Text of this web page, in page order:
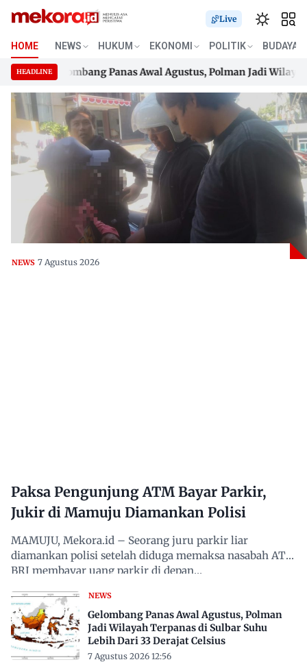
Skip
content
Live
HOME NEWS HUKUM EKONOMI POLITIK BUDAYA
HEADLINE
Gelombang Panas Awal Agustus, Polman Jadi Wilayah
Gelombang Panas Awal Agustus, Polman Jadi Wilayah
NEWS 7 Agustus 2026
Paksa Pengunjung ATM Bayar Parkir,
Jukir di Mamuju Diamankan Polisi
MAMUJU, Mekora.id – Seorang juru parkir liar
diamankan polisi setelah diduga memaksa nasabah ATM
BRI membayar uang parkir di depan…
NEWS
Gelombang Panas Awal Agustus, Polman
Jadi Wilayah Terpanas di Sulbar Suhu
Lebih Dari 33 Derajat Celsius
7 Agustus 2026 12:56